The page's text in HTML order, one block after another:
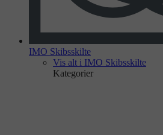
IMO Skibsskilte
Vis alt i IMO Skibsskilte
Kategorier